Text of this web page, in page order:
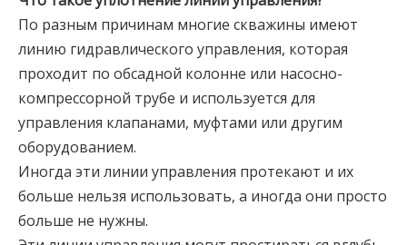
По разным причинам многие скважины имеют
линию гидравлического управления, которая
проходит по обсадной колонне или насосно-
компрессорной трубе и используется для
управления клапанами, муфтами или другим
оборудованием.
Иногда эти линии управления протекают и их
больше нельзя использовать, а иногда они просто
больше не нужны.